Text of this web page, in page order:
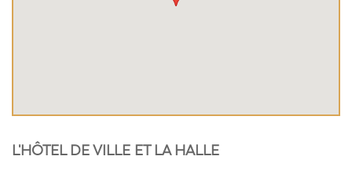
L'HÔTEL DE VILLE ET LA HALLE